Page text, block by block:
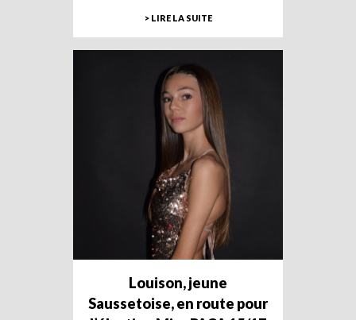
> LIRE LA SUITE
Louison, jeune
Saussetoise, en route pour